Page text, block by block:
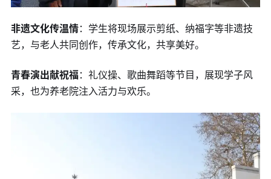
非遗文化传温情：学生将现场展示剪纸、纳福字等非遗技
艺，与老人共同创作，传承文化，共享美好。
青春演出献祝福：礼仪操、歌曲舞蹈等节目，展现学子风
采，也为养老院注入活力与欢乐。